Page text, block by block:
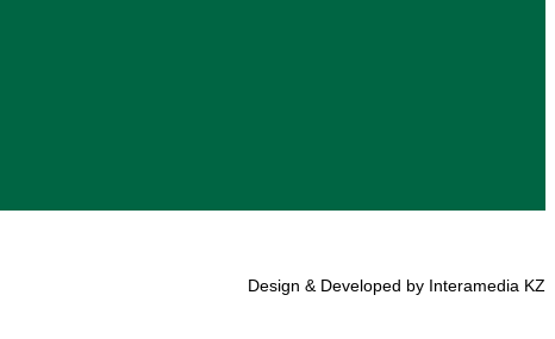
Design & Developed by Interamedia KZ